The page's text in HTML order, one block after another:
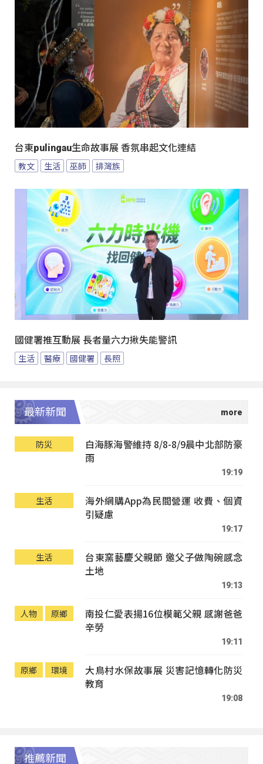
台東pulingau生命故事展 香氛串起文化連結
教文 生活 巫師 排灣族
國健署推互動展 長者量六力揪失能警訊
生活 醫療 國健署 長照
最新新聞
防災
白海豚海警維持 8/8-8/9晨中北部防豪
雨
19:19
生活
海外網購App為民間營運 收費、個資
引疑慮
19:17
生活
台東窯藝慶父親節 邀父子做陶碗感念
土地
19:13
人物 原鄉
南投仁愛表揚16位模範父親 感謝爸爸
辛勞
19:11
原鄉 環境
大鳥村水保故事展 災害記憶轉化防災
教育
19:08
推薦新聞